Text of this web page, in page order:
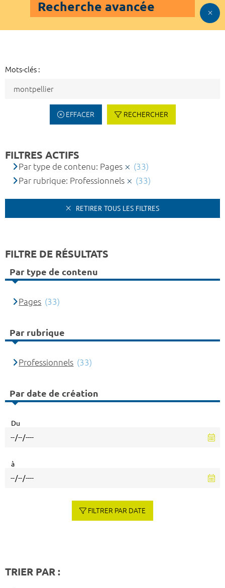
Recherche avancée
Mots-clés :
EFFACER RECHERCHER
FILTRES ACTIFS
Par type de contenu: Pages
(33)
Par rubrique: Professionnels
(33)
RETIRER TOUS LES FILTRES
FILTRE DE RÉSULTATS
Par type de contenu
Pages (33)
Par rubrique
Professionnels (33)
Par date de création
Du
à
FILTRER PAR DATE
TRIER PAR :